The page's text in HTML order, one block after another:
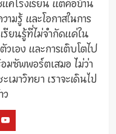
มรู้ และโอกาสในการ
รียนรู้ที่ไม่จำกัดแค่ใน
วเอง และการเติบโตไป
ซัพพอร์ตเสมอ ไม่ว่า
มาวิทยา เราจะเดินไป